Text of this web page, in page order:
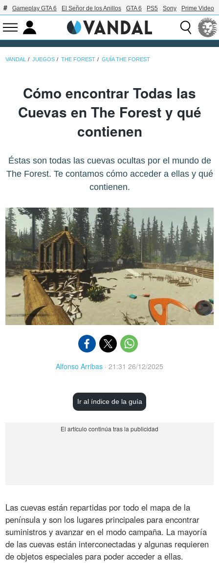
Gameplay GTA 6 El Señor de los Anillos GTA 6 PS5 Sony Prime Video
VANDAL JUEGOS THE FOREST GUÍA THE FOREST
Cómo encontrar Todas las
Cuevas en The Forest y qué
contienen
Éstas son todas las cuevas ocultas por el mundo de
The Forest. Te contamos cómo acceder a ellas y qué
contienen.
Alfonso Arribas · 21:31 26/12/2025
Ir al índice de la guía
Las cuevas están repartidas por todo el mapa de la
península y son los lugares principales para encontrar
suministros y avanzar en el modo campaña. La mayoría
de las cuevas están interconectadas y algunas requieren
de objetos especiales para poder acceder a ellas.